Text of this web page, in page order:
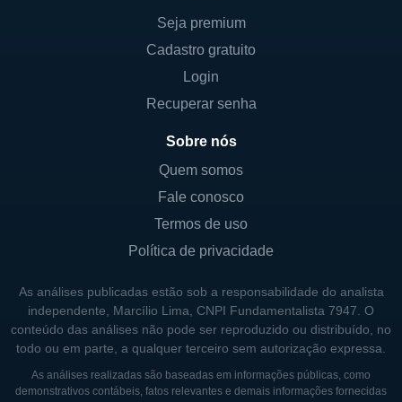
significativa na América do Norte, incluindo
EUA e Canadá, onde opera em várias das
principais bacias produtoras de petróleo.
Essa diversificação geográfica não apenas
também oferece oportunidades de
crescimento à medida que novas regiões se
tornam viáveis para exploração e produção
A empresa está presente em estados chave,
muitos outros, estendendo sua rede de
oleodutos por milhares de quilômetros. Essa
extensa infraestrutura é vital para garantir
que o petróleo produzido nas bacias chegue
eficientemente aos mercados e refinarias, o
Seja premium
Cadastro gratuito
Login
Recuperar senha
Sobre nós
Quem somos
Fale conosco
Termos de uso
Política de privacidade
As análises publicadas estão sob a responsabilidade do analista
independente, Marcílio Lima, CNPI Fundamentalista 7947. O
conteúdo das análises não pode ser reproduzido ou distribuído, no
todo ou em parte, a qualquer terceiro sem autorização expressa.
As análises realizadas são baseadas em informações públicas, como
demonstrativos contábeis, fatos relevantes e demais informações fornecidas